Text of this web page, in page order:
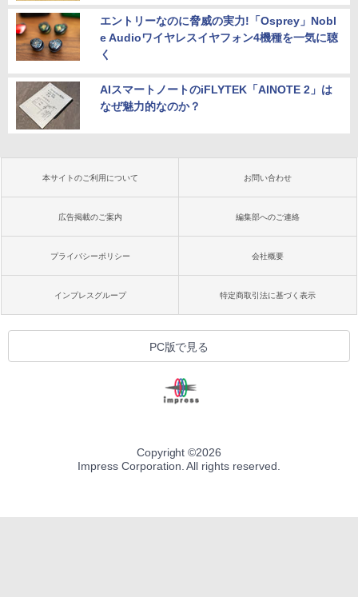
エントリーなのに脅威の実力!「Osprey」Nobl
e Audioワイヤレスイヤフォン4機種を一気に聴
く
AIスマートノートのiFLYTEK「AINOTE 2」は
なぜ魅力的なのか？
本サイトのご利用について お問い合わせ
広告掲載のご案内 編集部へのご連絡
プライバシーポリシー 会社概要
インプレスグループ 特定商取引法に基づく表示
PC版で見る
Copyright ©2026
Impress Corporation. All rights reserved.